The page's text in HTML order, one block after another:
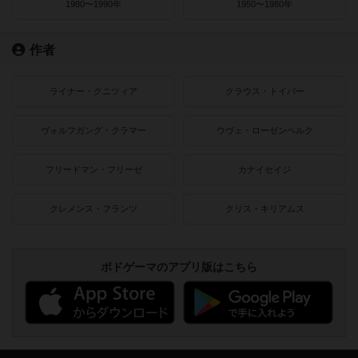
1980〜1990年 1950〜1980年
作者
ライナー・クニツィア クラウス・トイバー
ヴォルフガング・クラマー ウヴェ・ローゼンベルク
フリードマン・フリーゼ カナイセイジ
クレメンス・フランツ クリス・キリアムス
ボドゲーマのアプリ版はこちら